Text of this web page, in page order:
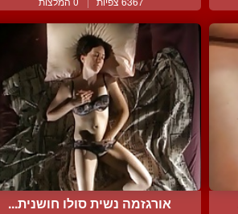
אורגזמה נשית סולו חושנית...